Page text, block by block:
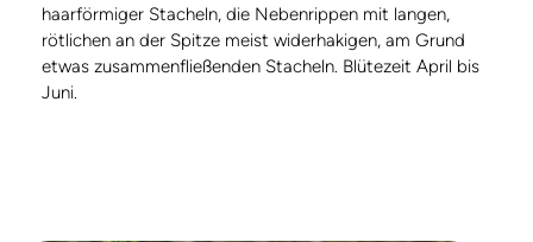
haarförmiger Stacheln, die Nebenrippen mit langen,
rötlichen an der Spitze meist widerhakigen, am Grund
etwas zusammenfließenden Stacheln. Blütezeit April bis
Juni.